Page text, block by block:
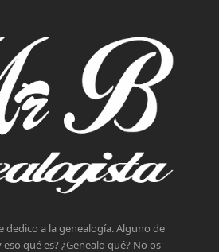
dedico a la genealogía. Alguno de
qué es? ¿Genealo qué? No os